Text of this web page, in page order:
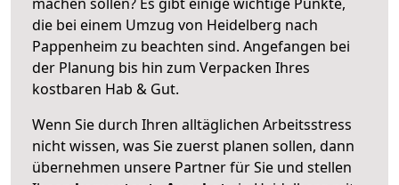
die bei einem Umzug von Heidelberg nach
Pappenheim zu beachten sind. Angefangen bei
der Planung bis hin zum Verpacken Ihres
kostbaren Hab & Gut.
Wenn Sie durch Ihren alltäglichen Arbeitsstress
nicht wissen, was Sie zuerst planen sollen, dann
übernehmen unsere Partner für Sie und stellen